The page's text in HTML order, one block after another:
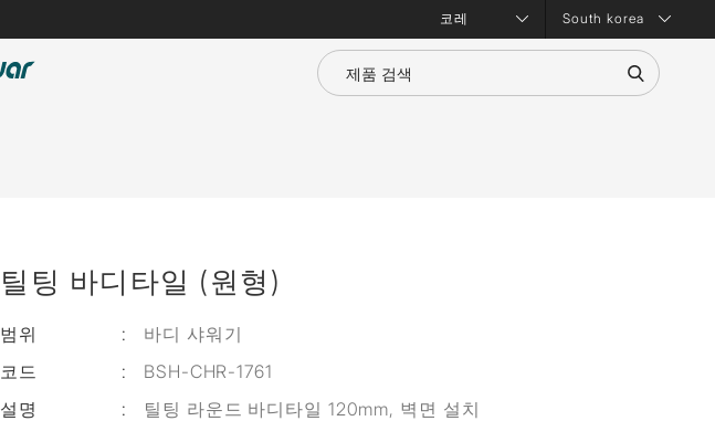
South korea
틸팅 바디타일 (원형)
범위 :
바디 샤워기
코드
:
BSH-CHR-1761
설명
: 틸팅 라운드 바디타일 120mm, 벽면 설치